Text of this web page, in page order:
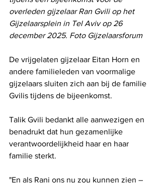
overleden gijzelaar Ran Gvili op het
Gijzelaarsplein in Tel Aviv op 26
december 2025. Foto Gijzelaarsforum
De vrijgelaten gijzelaar Eitan Horn en
andere familieleden van voormalige
gijzelaars sluiten zich aan bij de familie
Gvilis tijdens de bijeenkomst.
Talik Gvili bedankt alle aanwezigen en
benadrukt dat hun gezamenlijke
verantwoordelijkheid haar en haar
familie sterkt.
"En als Rani ons nu zou kunnen zien –